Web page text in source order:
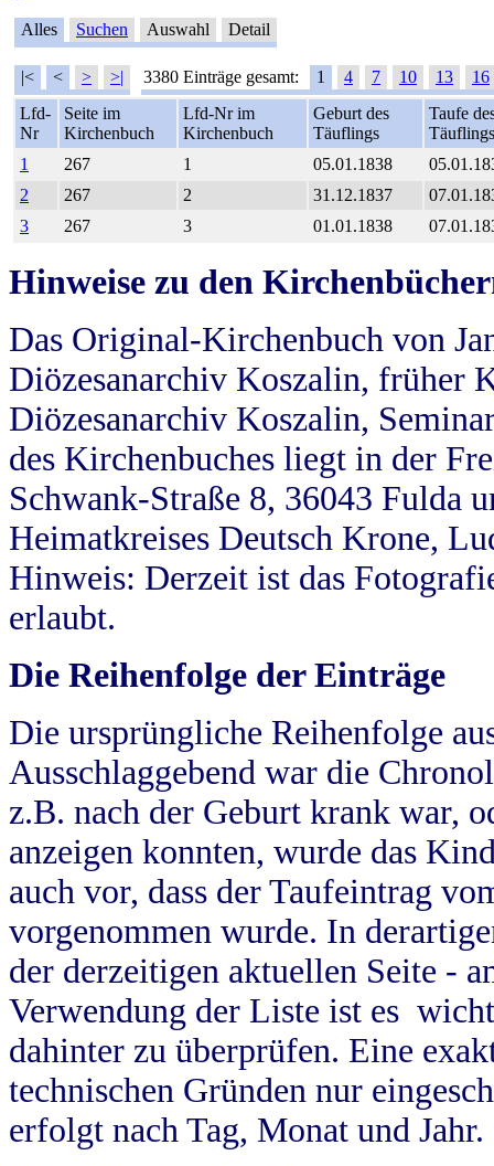
Alles Suchen Auswahl Detail
|< < > >| 3380 Einträge gesamt: 1 4 7 10 13
16
Lfd-
Nr
Seite im
Kirchenbuch
Lfd-Nr im
Kirchenbuch
Geburt des
Täuflings
Taufe
Täuflings
1
267 1 05.01.1838
2
267 2 31.12.1837
3
267 3 01.01.1838
Hinweise zu den
Das Original-Kirchenbuch von
Diözesanarchiv Koszalin, früher
Diözesanarchiv Koszalin,
des Kirchenbuches liegt in der
Schwank-Straße 8, 36043 Fulda
Heimatkreises Deutsch Krone,
Hinweis: Derzeit ist das
erlaubt.
Die Reihenfolge der Einträge
Die ursprüngliche Reihenfolge
Ausschlaggebend war die
z.B. nach der Geburt krank war,
anzeigen konnten, wurde das
auch vor, dass der Taufeintrag
vorgenommen wurde. In
der derzeitigen aktuellen Seite -
Verwendung der Liste ist es
dahinter zu überprüfen. Eine
technischen Gründen nur
erfolgt nach Tag, Monat und Jahr.